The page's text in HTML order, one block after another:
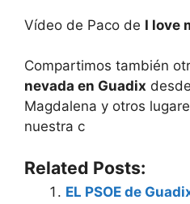
Vídeo de Paco de I love
Compartimos también
nevada en Guadix
Magdalena y otros
nuestra c
Related Posts:
EL PSOE de